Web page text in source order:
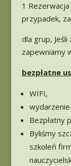
1
przypadek,
dla grup,
zapewniamy
bezpłatne
WIFI,
Bezpłatny
Byliśmy
szkoleń